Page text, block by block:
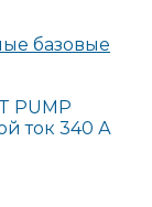
базовые
PUMP
ток 340 А